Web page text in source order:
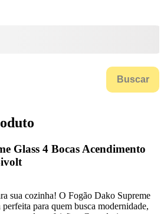
Buscar
Glass 4 Bocas Acendimento
sua cozinha! O Fogão Dako Supreme
para quem busca modernidade,